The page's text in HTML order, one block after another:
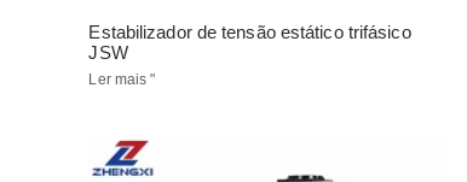
Estabilizador de tensão estático trifásico
JSW
Ler mais "